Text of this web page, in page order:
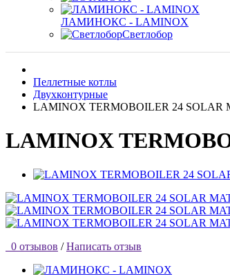
ЛАМИНОКС - LAMINOX
Светлобор
Пеллетные котлы
Двухконтурные
LAMINOX TERMOBOILER 24 SOLAR
LAMINOX
0 отзывов / Написать отзыв